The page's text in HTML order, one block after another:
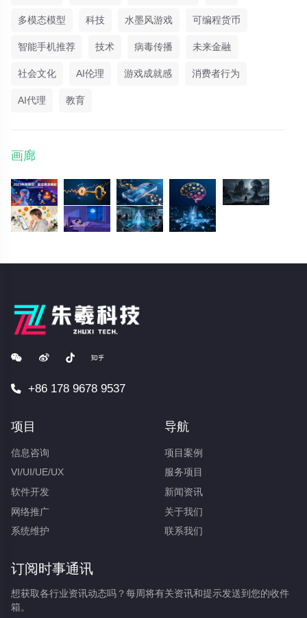
多模态模型 科技 水墨风游戏 可编程货币
智能手机推荐 技术 病毒传播 未来金融
社会文化 AI伦理 游戏成就感 消费者行为
AI代理 教育
画廊
+86 178 9678 9537
项目
信息咨询
VI/UI/UE/UX
软件开发
网络推广
系统维护
导航
项目案例
服务项目
新闻资讯
关于我们
联系我们
订阅时事通讯
想获取各行业资讯动态吗？每周将有关资讯和提示发送到您的收件
箱。